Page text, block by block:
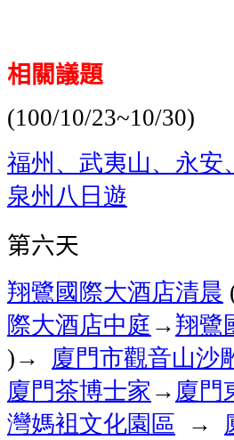
相關議題
(100/10/23~10/30)
福州、武夷山、永安
泉州八日遊
第六天
翔鷺國際大酒店清晨
際大酒店中庭→翔鷺
)→ 廈門市觀音山沙
廈門茶博士家→廈門
灣媽袓文化園區 →